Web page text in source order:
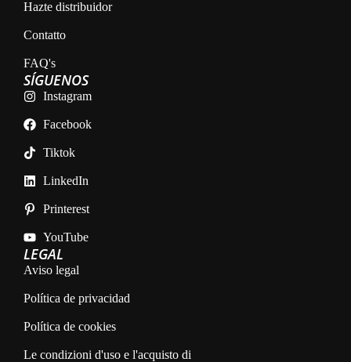
Hazte distribuidor
Contatto
FAQ's
LEGAL
Aviso legal
Política de privacidad
Política de cookies
Le condizioni d'uso e l'acquisto di
SÍGUENOS
Instagram
Facebook
Tiktok
LinkedIn
Printerest
YouTube